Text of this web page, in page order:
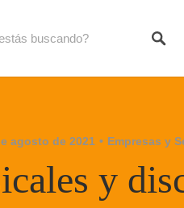
agosto de 2021 Empresas y
y